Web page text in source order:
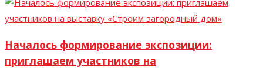
Началось формирование экспозиции:
приглашаем участников на